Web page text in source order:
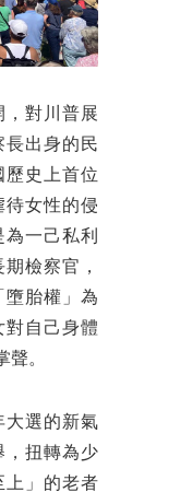
，對川普展
長出身的民
歷史上首位
待女性的侵
一己私利
檢察官，
墮胎權」為
對自己身體
聲。
大選的新氣
，扭轉為少
上」的老者